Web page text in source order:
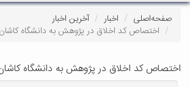
صفحه‌اصلی اخبار
آخرین اخبار
اختصاص کد اخلاق در پژوهش به دانشگاه کاشان
اختصاص کد اخلاق در پژوهش به دانشگاه